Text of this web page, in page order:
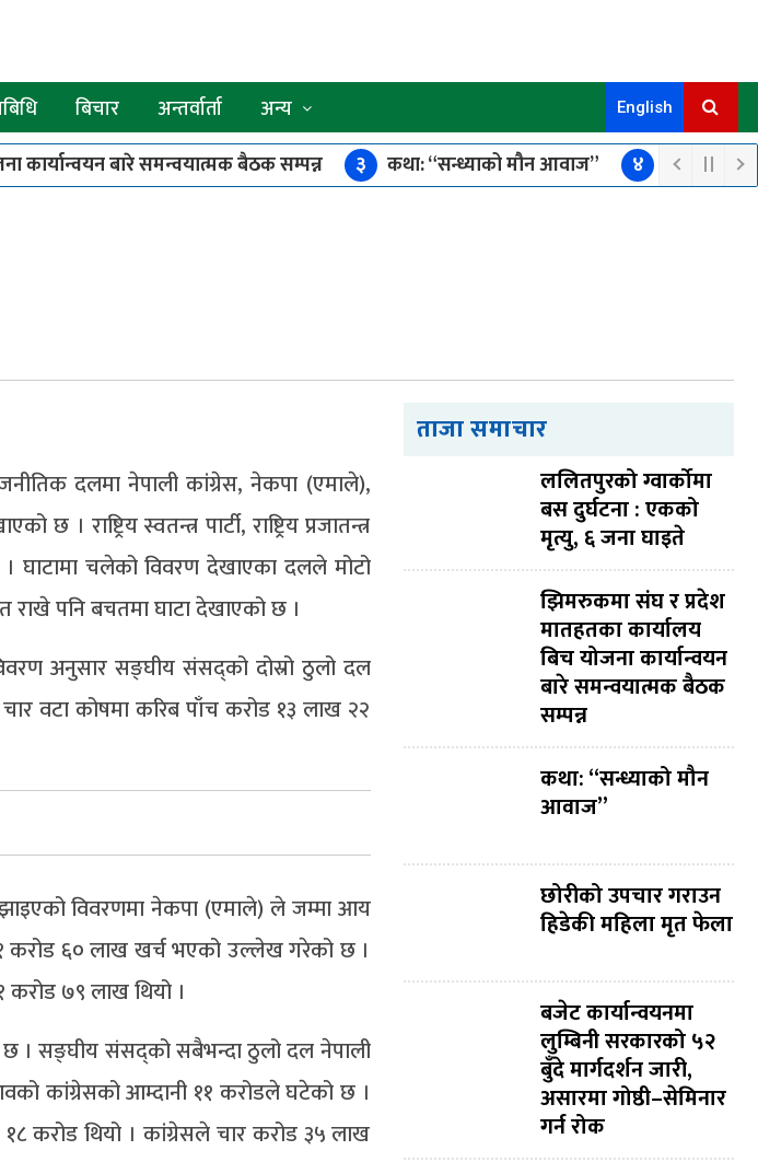
बिचार अन्तर्वार्ता अन्य English
कार्यान्वयन बारे समन्वयात्मक बैठक सम्पन्न ३ कथा: “सन्ध्याको मौन आवाज” ४
छोरीको
दलमा नेपाली कांग्रेस, नेकपा (एमाले),
स्वतन्त्र पार्टी, राष्ट्रिय प्रजातन्त्र
। घाटामा चलेको विवरण देखाएका दलले मोटो
राखे पनि बचतमा घाटा देखाएको छ ।
अनुसार सङ्घीय संसद्को दोस्रो ठुलो दल
वटा कोषमा करिब पाँच करोड १३ लाख २२
विवरणमा नेकपा (एमाले) ले जम्मा आय
६० लाख खर्च भएको उल्लेख गरेको छ ।
७९ लाख थियो ।
छ । सङ्घीय संसद्को सबैभन्दा ठुलो दल नेपाली
कांग्रेसको आम्दानी ११ करोडले घटेको छ ।
करोड थियो । कांग्रेसले चार करोड ३५ लाख
ताजा समाचार
ललितपुरको ग्वार्कोमा
बस दुर्घटना : एकको
मृत्यु, ६ जना घाइते
झिमरुकमा संघ र प्रदेश
मातहतका कार्यालय
बिच योजना कार्यान्वयन
बारे समन्वयात्मक बैठक
सम्पन्न
कथा: “सन्ध्याको मौन
आवाज”
छोरीको उपचार गराउन
हिडेकी महिला मृत फेला
बजेट कार्यान्वयनमा
लुम्बिनी सरकारको ५२
बुँदे मार्गदर्शन जारी,
असारमा गोष्ठी–सेमिनार
गर्न रोक